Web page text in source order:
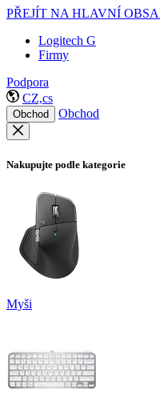
PŘEJÍT NA HLAVNÍ
Logitech G
Firmy
Podpora
CZ,cs
Obchod Obchod
Nakupujte podle kategorie
Myši